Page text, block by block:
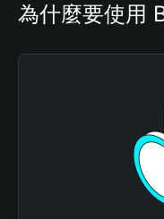
為什麼要使用